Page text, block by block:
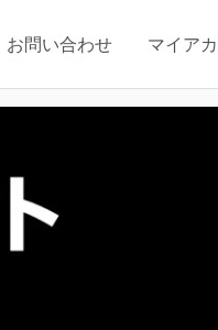
お問い合わせ マイア